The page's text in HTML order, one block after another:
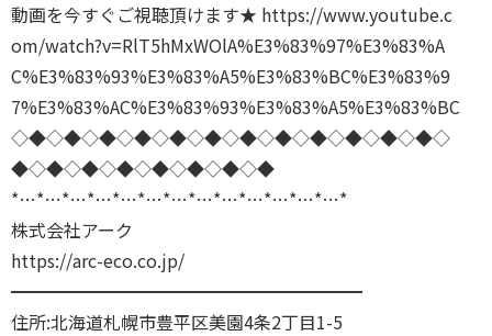
動画を今すぐご視聴頂けます★ https://www.youtube.c
om/watch?v=RlT5hMxWOlA%E3%83%97%E3%83%A
C%E3%83%93%E3%83%A5%E3%83%BC%E3%83%9
7%E3%83%AC%E3%83%93%E3%83%A5%E3%83%BC
◇◆◇◆◇◆◇◆◇◆◇◆◇◆◇◆◇◆◇◆◇◆◇◆◇
◆◇◆◇◆◇◆◇◆◇◆◇◆◇◆
*…*…*…*…*…*…*…*…*…*…*…*…*…*
株式会社アーク
https://arc-eco.co.jp/
━━━━━━━━━━━━━━━━━━━━
住所:北海道札幌市豊平区美園4条2丁目1-5